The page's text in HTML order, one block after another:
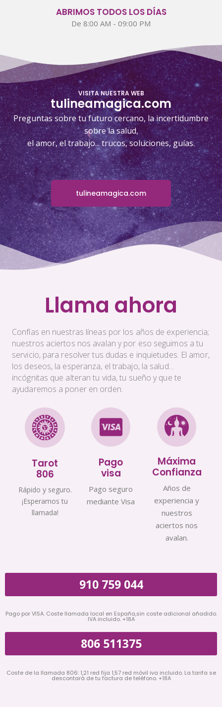
ABRIMOS TODOS LOS DÍAS
De 8:00 AM - 09:00 PM
VISITA NUESTRA WEB
tulineamagica.com
Preguntas sobre tu futuro cercano, la incertidumbre
sobre la salud,
el amor, el trabajo... trucos, soluciones, guías.
tulineamagica.com
Llama ahora
Confías en nuestras líneas por los años de experiencia;
nuestros aciertos nos avalan y por eso seguimos a tu
servicio, para resolver tus dudas e inquietudes. El amor,
los deseos, la esperanza, el trabajo, la salud…
incógnitas que alteran tu vida, tu sueño y que te
ayudaremos a poner en orden.
Tarot
806
Rápido y seguro.
¡Esperamos tu
llamada!
Pago
visa
Pago seguro
mediante Visa
Máxima
Confianza
Años de
experiencia y
nuestros
aciertos nos
avalan.
910 759 044
Pago por VISA. Coste llamada local en España,sin coste adicional añadido.
IVA incluido. +18A
806 511375
Coste de la llamada 806: 1,21 red fija 1,57 red móvil iva incluido. La tarifa se
descontará de tu factura de teléfono. +18A